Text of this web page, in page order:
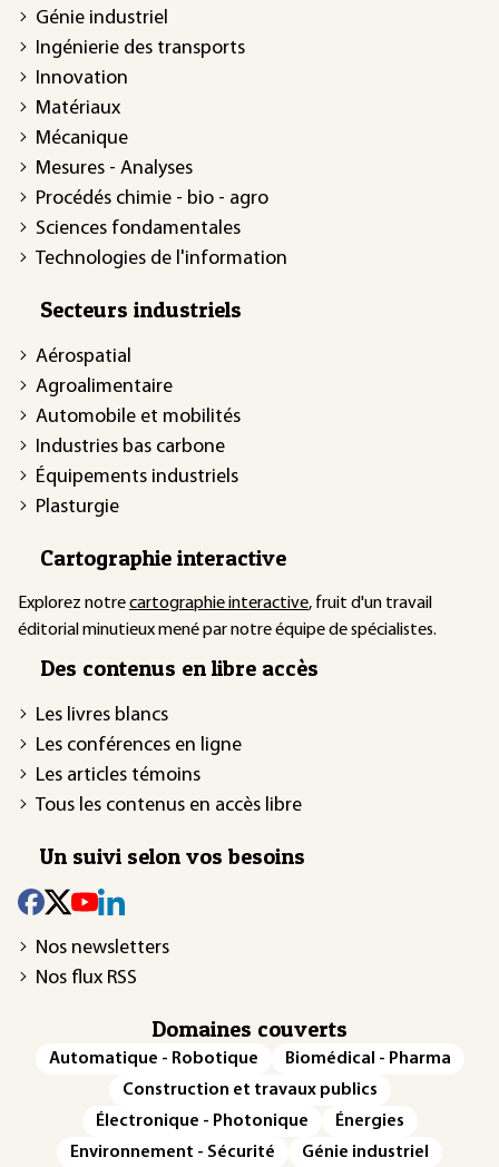
Génie industriel
Ingénierie des transports
Innovation
Matériaux
Mécanique
Mesures - Analyses
Procédés chimie - bio - agro
Sciences fondamentales
Technologies de l'information
Secteurs industriels
Aérospatial
Agroalimentaire
Automobile et mobilités
Industries bas carbone
Équipements industriels
Plasturgie
Cartographie interactive
Explorez notrecartographie interactive, fruit d'un travail
éditorial minutieux mené par notre équipe de spécialistes.
Des contenus en libre accès
Les livres blancs
Les conférences en ligne
Les articles témoins
Tous les contenus en accès libre
Un suivi selon vos besoins
Nos newsletters
Nos flux RSS
Domaines couverts
Automatique - Robotique
Biomédical - Pharma
Construction et travaux publics
Électronique - Photonique
Énergies
Environnement - Sécurité
Génie industriel